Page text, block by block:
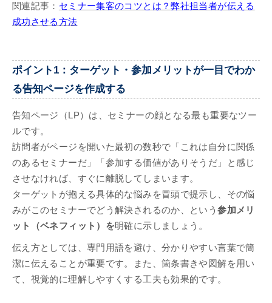
関連記事： セミナー集客のコツとは？弊社担当者が伝える
成功させる方法
ポイント1：ターゲット・参加メリットが一目でわか
る告知ページを作成する
告知ページ（LP）は、セミナーの顔となる最も重要なツー
ルです。
訪問者がページを開いた最初の数秒で「これは自分に関係
のあるセミナーだ」「参加する価値がありそうだ」と感じ
させなければ、すぐに離脱してしまいます。
ターゲットが抱える具体的な悩みを冒頭で提示し、その悩
みがこのセミナーでどう解決されるのか、という参加メリ
ット（ベネフィット）を明確に示しましょう。
伝え方としては、専門用語を避け、分かりやすい言葉で簡
潔に伝えることが重要です。また、箇条書きや図解を用い
て、視覚的に理解しやすくする工夫も効果的です。